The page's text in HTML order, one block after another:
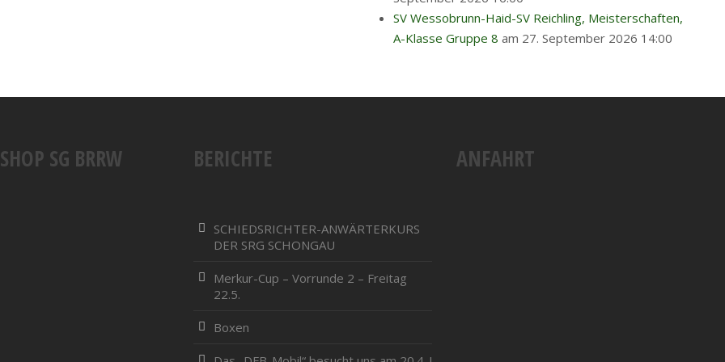
SV Wessobrunn-Haid-SV Reichling, Meisterschaften,
A-Klasse Gruppe 8 am 27. September 2026 14:00
SG BRRW BERICHTE
SCHIEDSRICHTER-ANWÄRTERKURS
DER SRG SCHONGAU
Merkur-Cup – Vorrunde 2 – Freitag
22.5.
Boxen
ANFAHRT